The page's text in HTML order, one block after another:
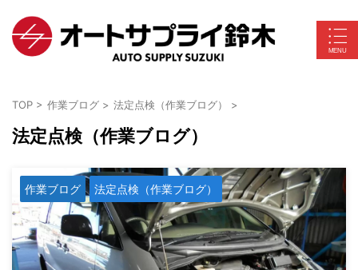
TOP > 作業ブログ > 法定点検（作業ブログ） >
法定点検（作業ブログ）
作業ブログ 法定点検（作業ブログ）